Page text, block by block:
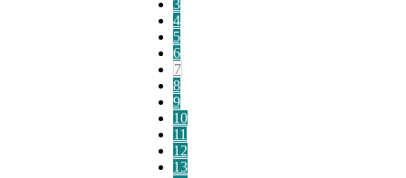
3
4
5
6
7
8
9
10
11
12
13